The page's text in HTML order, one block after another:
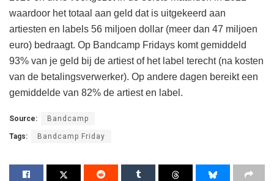
waardoor het totaal aan geld dat is uitgekeerd aan
artiesten en labels 56 miljoen dollar (meer dan 47 miljoen
euro) bedraagt. Op Bandcamp Fridays komt gemiddeld
93% van je geld bij de artiest of het label terecht (na kosten
van de betalingsverwerker). Op andere dagen bereikt een
gemiddelde van 82% de artiest en label.
Source: Bandcamp
Tags: Bandcamp Friday